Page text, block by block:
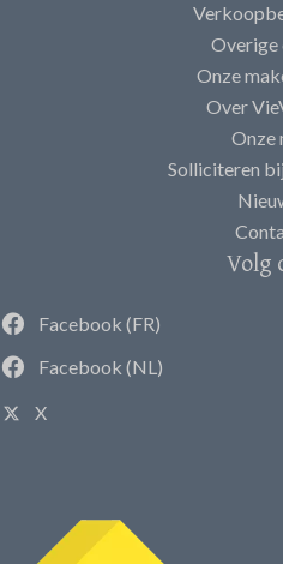
Overige
Onze
Over
Onze
Solliciteren
Volg
Facebook (FR)
Facebook (NL)
X